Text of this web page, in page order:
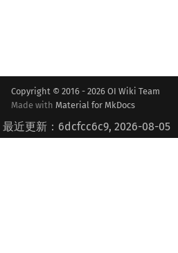
Copyright © 2016 - 2026 OI Wiki Team
Made with Material for MkDocs
最近更新：6dcfcc6c9, 2026-08-05